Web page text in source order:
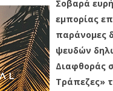
Σοβαρά
εμπορίας
παράνομες
ψευδών
Διαφθοράς
Τράπεζες»